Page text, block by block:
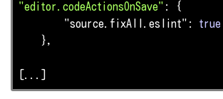
"editor.codeActionsOnSave" : {
"source.fixAll.eslint" : true
    },
[...]